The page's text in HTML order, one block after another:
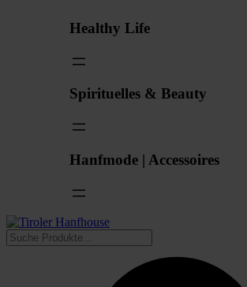
Healthy Life
Spirituelles & Beauty
Hanfmode | Accessoires
Suchen